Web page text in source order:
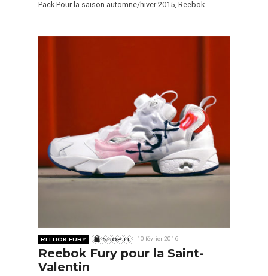
Pack Pour la saison automne/hiver 2015, Reebok…
REEBOK FURY SHOP IT 10 février 2016
Reebok Fury pour la Saint-
Valentin